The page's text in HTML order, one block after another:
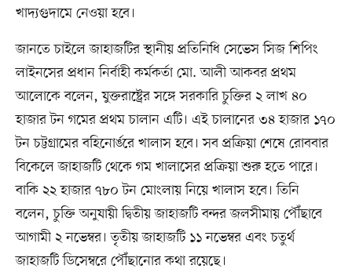
খাদ্যগুদামে নেওয়া হবে।
জানতে চাইলে জাহাজটির স্থানীয় প্রতিনিধি সেভেস সিজ শিপিং
লাইনসের প্রধান নির্বাহী কর্মকর্তা মো. আলী আকবর প্রথম
আলোকে বলেন, যুক্তরাষ্ট্রের সঙ্গে সরকারি চুক্তির ২ লাখ ৪০
হাজার টন গমের প্রথম চালান এটি। এই চালানের ৩৪ হাজার ১৭০
টন চট্টগ্রামের বহিনোর্ঙরে খালাস হবে। সব প্রক্রিয়া শেষে রোববার
বিকেলে জাহাজটি থেকে গম খালাসের প্রক্রিয়া শুরু হতে পারে।
বাকি ২২ হাজার ৭৮০ টন মোংলায় নিয়ে খালাস হবে। তিনি
বলেন, চুক্তি অনুযায়ী দ্বিতীয় জাহাজটি বন্দর জলসীমায় পৌঁছাবে
আগামী ২ নভেম্বর। তৃতীয় জাহাজটি ১১ নভেম্বর এবং চতুর্থ
জাহাজটি ডিসেম্বরে পৌঁছানোর কথা রয়েছে।